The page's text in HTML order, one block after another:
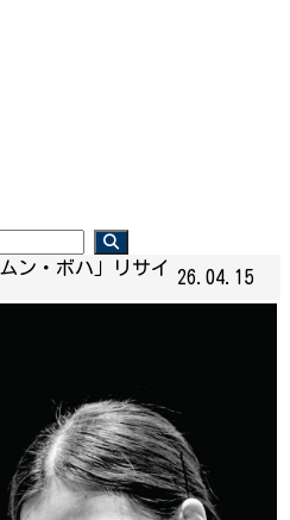
ン・ボハ」リサイ
26.04.15